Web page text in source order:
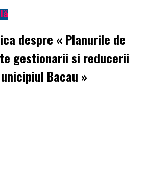
despre « Planurile de
gestionarii si reducerii
Bacau »